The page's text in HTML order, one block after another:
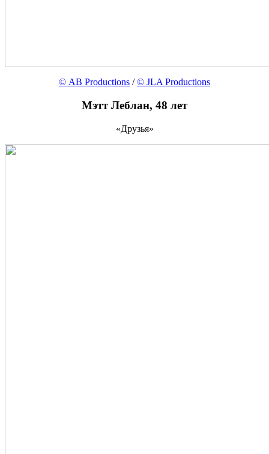
© AB Productions /© JLA Productions
Мэтт Леблан, 48 лет
«Друзья»